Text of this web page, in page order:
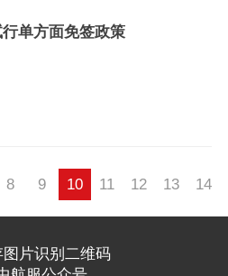
单方面免签政策
8 9 10 11 12 13 14
片识别二维码